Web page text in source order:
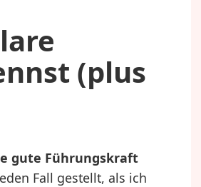
(plus
gute Führungskraft
Fall gestellt, als ich